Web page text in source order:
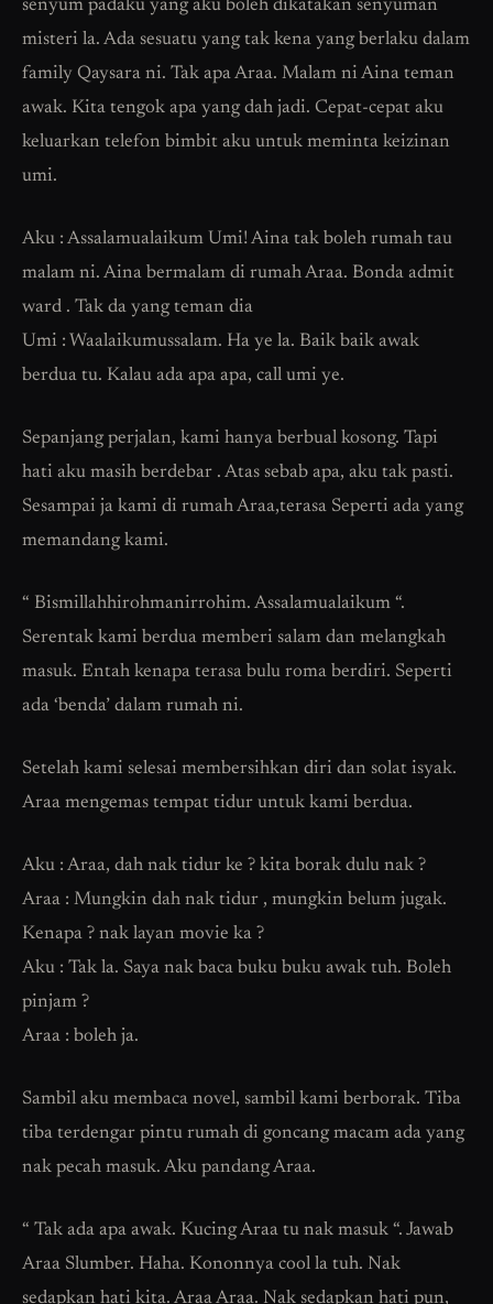
senyum padaku yang aku boleh dikatakan senyuman
misteri la. Ada sesuatu yang tak kena yang berlaku dalam
family Qaysara ni. Tak apa Araa. Malam ni Aina teman
awak. Kita tengok apa yang dah jadi. Cepat-cepat aku
keluarkan telefon bimbit aku untuk meminta keizinan
umi.
Aku : Assalamualaikum Umi! Aina tak boleh rumah tau
malam ni. Aina bermalam di rumah Araa. Bonda admit
ward . Tak da yang teman dia
Umi : Waalaikumussalam. Ha ye la. Baik baik awak
berdua tu. Kalau ada apa apa, call umi ye.
Sepanjang perjalan, kami hanya berbual kosong. Tapi
hati aku masih berdebar . Atas sebab apa, aku tak pasti.
Sesampai ja kami di rumah Araa,terasa Seperti ada yang
memandang kami.
“ Bismillahhirohmanirrohim. Assalamualaikum “.
Serentak kami berdua memberi salam dan melangkah
masuk. Entah kenapa terasa bulu roma berdiri. Seperti
ada ‘benda’ dalam rumah ni.
Setelah kami selesai membersihkan diri dan solat isyak.
Araa mengemas tempat tidur untuk kami berdua.
Aku : Araa, dah nak tidur ke ? kita borak dulu nak ?
Araa : Mungkin dah nak tidur , mungkin belum jugak.
Kenapa ? nak layan movie ka ?
Aku : Tak la. Saya nak baca buku buku awak tuh. Boleh
pinjam ?
Araa : boleh ja.
Sambil aku membaca novel, sambil kami berborak. Tiba
tiba terdengar pintu rumah di goncang macam ada yang
nak pecah masuk. Aku pandang Araa.
“ Tak ada apa awak. Kucing Araa tu nak masuk “. Jawab
Araa Slumber. Haha. Kononnya cool la tuh. Nak
sedapkan hati kita. Araa Araa. Nak sedapkan hati pun,